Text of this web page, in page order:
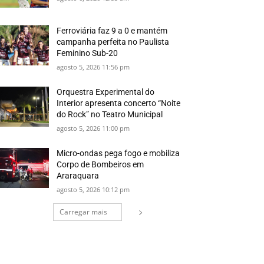
Ferroviária faz 9 a 0 e mantém
campanha perfeita no Paulista
Feminino Sub-20
agosto 5, 2026 11:56 pm
Orquestra Experimental do
Interior apresenta concerto “Noite
do Rock” no Teatro Municipal
agosto 5, 2026 11:00 pm
Micro-ondas pega fogo e mobiliza
Corpo de Bombeiros em
Araraquara
agosto 5, 2026 10:12 pm
Carregar mais